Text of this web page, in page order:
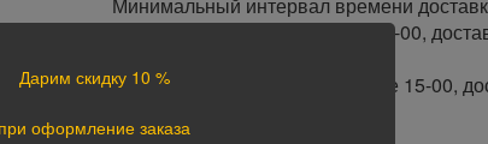
· При оформлении заказа до 15-00,
· При оформлении заказа после 15-00,
Дарим скидку 10 %
при оформление заказа